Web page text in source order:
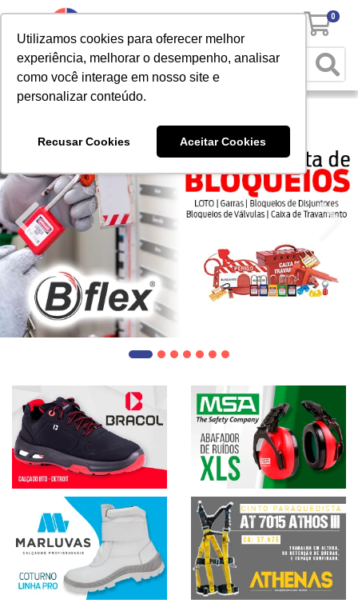
Utilizamos cookies para oferecer melhor
experiência, melhorar o desempenho, analisar
como você interage em nosso site e
personalizar conteúdo.
Recusar Cookies Aceitar Cookies
0